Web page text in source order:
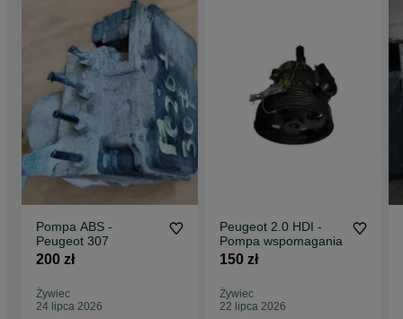
Pompa ABS -
Peugeot 307
200 zł
Żywiec
24 lipca 2026
Peugeot 2.0 HDI -
Pompa wspomagania
150 zł
Żywiec
22 lipca 2026